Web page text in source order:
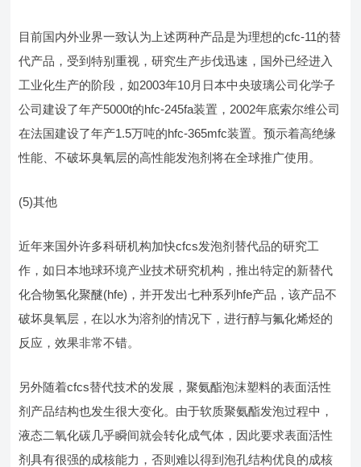
目前国内外业界一致认为上述两种产品是为理想的cfc-11的替
代产品，受到特别重视，研究生产步伐迅速，国外已经进入
工业化生产的阶段，如2003年10月日本中央玻璃公司化学子
公司建设了年产5000t的hfc-245fa装置，2002年底索尔维公司
在法国建设了年产1.5万吨的hfc-365mfc装置。预示着高绝缘
性能、不破坏臭氧层的高性能发泡剂将在全球推广使用。
(5)其他
近年来国外许多科研机构加快cfcs发泡剂替代品的研究工
作，如日本地球环境产业技术研究机构，推出特定的新替代
化合物氢化聚醚(hfe)，并开发出七种系列hfe产品，该产品不
破坏臭氧层，在以水为溶剂的情况下，进行醇与氟化烯烃的
反应，效果非常不错。
另外随着cfcs替代技术的发展，聚氨酯泡沫塑料的表面活性
剂产品结构也发生很大变化。由于软质聚氨酯发泡过程中，
液态二氧化碳几乎瞬间就会转化成气体，因此要求表面活性
剂具有很强的成核能力，否则难以得到泡孔结构优良的成核